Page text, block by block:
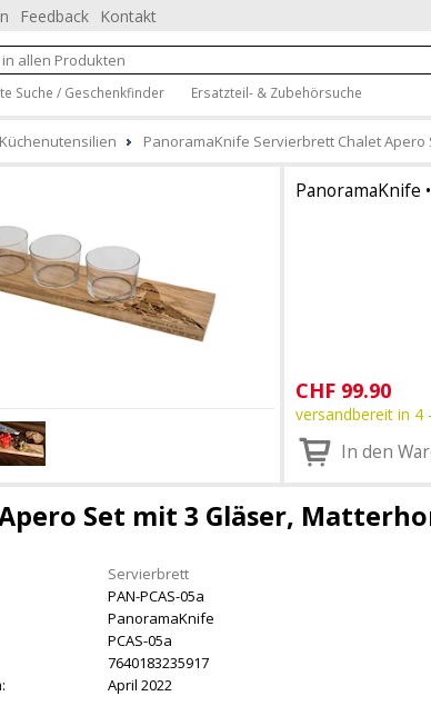
Feedback Kontakt
Suche / Geschenkfinder Ersatzteil- & Zubehörsuche
Küchenutensilien PanoramaKnife Servierbrett Chalet Apero
PanoramaKnife •
CHF 99.90
versandbereit in 4
In den
Set mit 3 Gläser,
Servierbrett
PAN-PCAS-05a
PanoramaKnife
PCAS-05a
7640183235917
April 2022